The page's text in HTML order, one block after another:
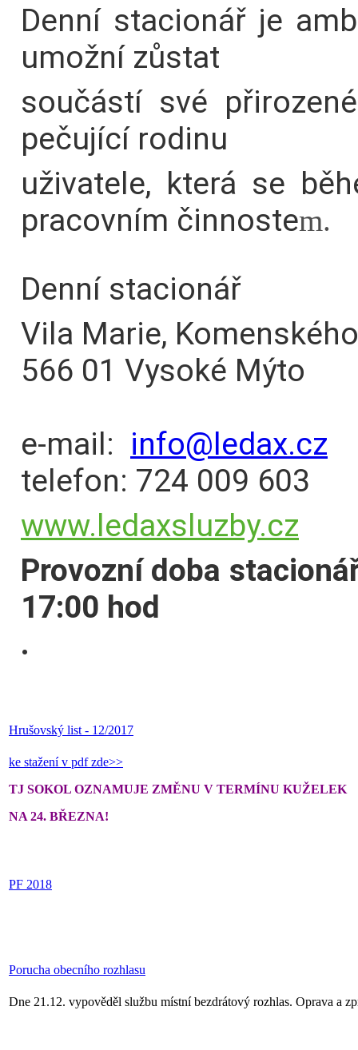
Denní stacionář je
umožní zůstat
součástí své
pečující rodinu
uživatele, která se
pracovním činnostem.
Denní stacionář
Vila Marie,
566 01 Vysoké Mýto
e-mail: info@ledax.cz
telefon: 724 009 603
www.ledaxsluzby.cz
Provozní doba
17:00 hod
.
Hrušovský list - 12/2017
ke stažení v pdf zde>>
TJ SOKOL OZNAMUJE ZMĚNU V TERMÍNU KUŽELEK
NA 24. BŘEZNA!
PF 2018
Porucha obecního rozhlasu
Dne 21.12. vypověděl službu místní bezdrátový rozhlas. Oprava a